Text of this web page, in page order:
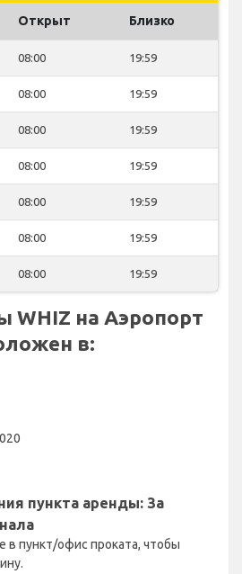
Открыт Близко
08:00 19:59
08:00 19:59
08:00 19:59
08:00 19:59
08:00 19:59
08:00 19:59
08:00 19:59
WHIZ на Аэропорт
в:
пункта аренды: За
в пункт/офис проката, чтобы